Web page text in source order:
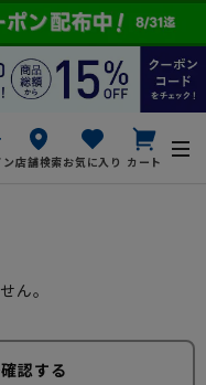
ン店舗検索お気に入り カート
ん。
認する